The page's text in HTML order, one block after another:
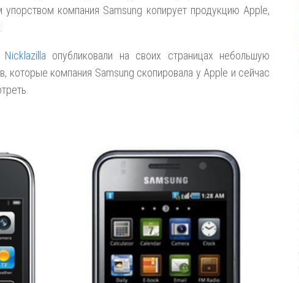
упорством компания Samsung копирует продукцию Apple,
Nicklazilla опубликовали на своих страницах небольшую
которые компания Samsung скопировала у Apple и сейчас